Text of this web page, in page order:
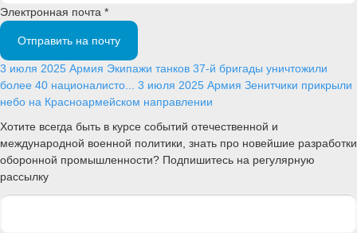
Электронная почта *
Отправить на почту
3 июля 2025 Армия Экипажи танков 37-й бригады уничтожили
более 40 националисто... 3 июля 2025 Армия Зенитчики прикрыли
небо на Красноармейском направлении
Хотите всегда быть в курсе событий отечественной и
международной военной политики, знать про новейшие разработки
оборонной промышленности? Подпишитесь на регулярную
рассылку